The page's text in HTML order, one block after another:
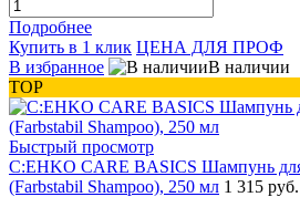
Подробнее
Купить в 1 клик ЦЕНА ДЛЯ ПРОФ
В избранное
В наличии
TOP
Быстрый просмотр
C:EHKO CARE BASICS Шампунь для
(Farbstabil Shampoo), 250 мл 1 315 руб.